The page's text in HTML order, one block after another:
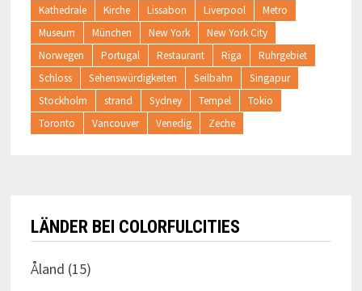
Kathedrale
Kirche Lissabon Liverpool
Metro
Museum
München New York
New York City
Norwegen
Portugal Restaurant Riga
Ruhrgebiet
Schloss
Sehenswürdigkeiten Seilbahn
Singapur
Stockholm
strand Sydney Tempel
Tokio
Toronto
Vancouver Venedig Zeche
LÄNDER BEI COLORFULCITIES
Åland (15)